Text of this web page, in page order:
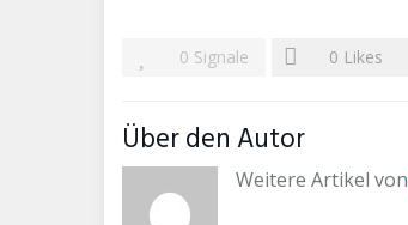
0 Signale 0 Likes
Über den Autor
Weitere Artikel von